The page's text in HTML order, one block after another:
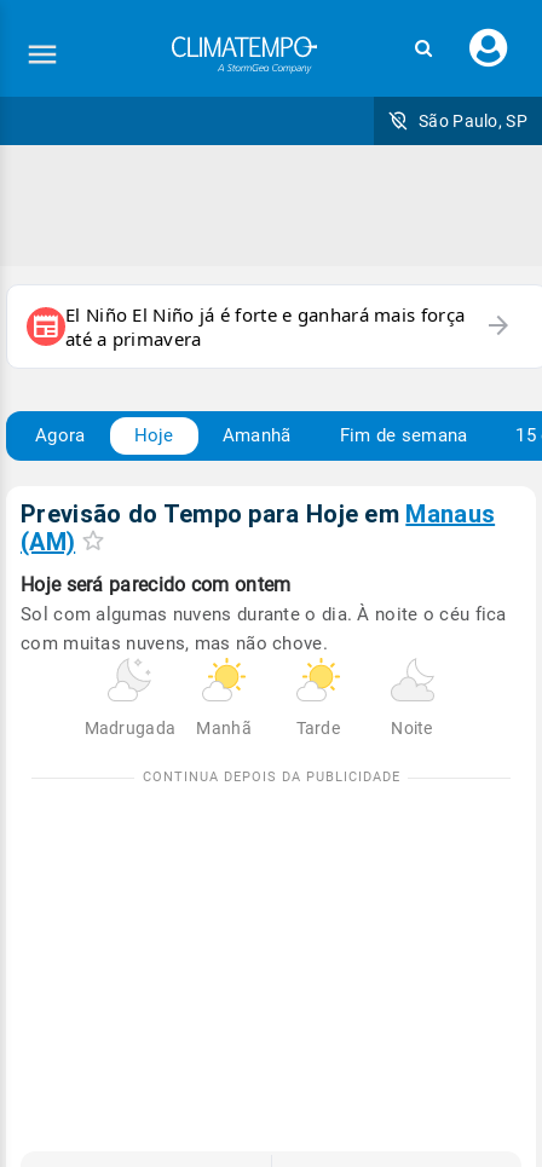
seu
São Paulo, SP
newspaper El Niño El Niño já é forte e ganhará mais força
até a primavera
arrow_forward
Agora Hoje Amanhã Fim de semana 15
Previsão do Tempo para Hoje em Manaus
(AM)
Hoje será parecido com ontem
Sol com algumas nuvens durante o dia. À noite o céu fica
com muitas nuvens, mas não chove.
Madrugada Manhã Tarde Noite